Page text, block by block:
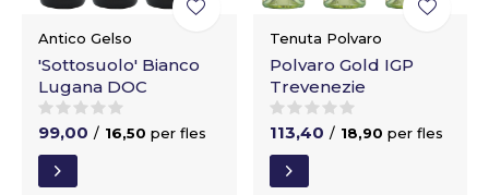
Antico Gelso
'Sottosuolo' Bianco
Lugana DOC
99,00 / 16,50 per fles
Tenuta Polvaro
Polvaro Gold IGP
Trevenezie
113,40 / 18,90 per fles